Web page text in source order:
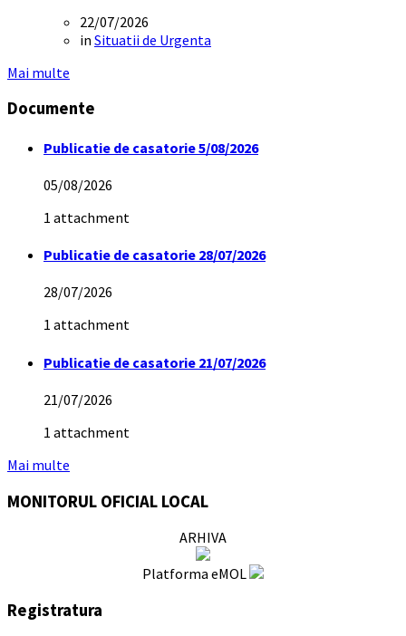
22/07/2026
in Situatii de Urgenta
Mai multe
Documente
Publicatie de casatorie 5/08/2026
05/08/2026
1 attachment
Publicatie de casatorie 28/07/2026
28/07/2026
1 attachment
Publicatie de casatorie 21/07/2026
21/07/2026
1 attachment
Mai multe
MONITORUL OFICIAL LOCAL
ARHIVA
Platforma eMOL
Registratura